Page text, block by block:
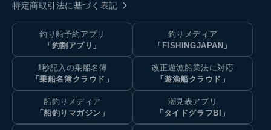
特定商取引法に基づく表記
釣り船予約アプリ
「釣割アプリ」
釣りメディア
「FISHINGJAPAN」
1秒記入の乗船名簿
「乗船名簿クラウド」
改正遊漁船業法に対応
「遊漁船クラウド」
船釣りメディア
「船釣りマガジン」
潮見表アプリ
「タイドグラフBI」